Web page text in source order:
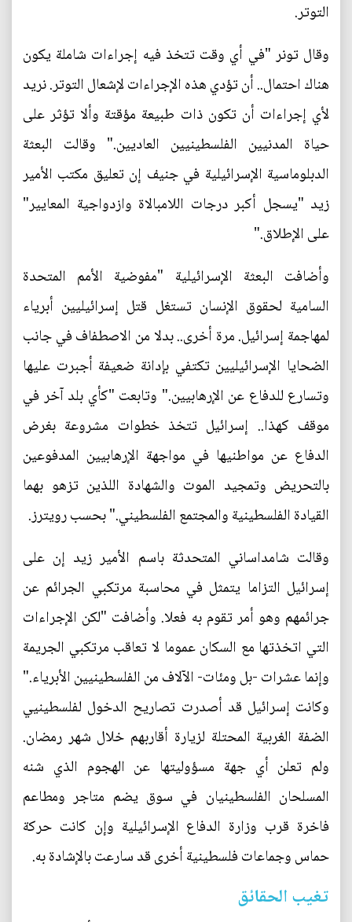
التوتر.
وقال تونر "في أي وقت تتخذ فيه إجراءات شاملة يكون
هناك احتمال.. أن تؤدي هذه الإجراءات لإشعال التوتر. نريد
لأي إجراءات أن تكون ذات طبيعة مؤقتة وألا تؤثر على
حياة المدنيين الفلسطينيين العاديين." وقالت البعثة
الدبلوماسية الإسرائيلية في جنيف إن تعليق مكتب الأمير
زيد "يسجل أكبر درجات اللامبالاة وازدواجية المعايير"
على الإطلاق."
وأضافت البعثة الإسرائيلية "مفوضية الأمم المتحدة
السامية لحقوق الإنسان تستغل قتل إسرائيليين أبرياء
لمهاجمة إسرائيل. مرة أخرى.. بدلا من الاصطفاف في جانب
الضحايا الإسرائيليين تكتفي بإدانة ضعيفة أجبرت عليها
وتسارع للدفاع عن الإرهابيين." وتابعت "كأي بلد آخر في
موقف كهذا.. إسرائيل تتخذ خطوات مشروعة بغرض
الدفاع عن مواطنيها في مواجهة الإرهابيين المدفوعين
بالتحريض وتمجيد الموت والشهادة اللذين تزهو بهما
القيادة الفلسطينية والمجتمع الفلسطيني." بحسب رويترز.
وقالت شامداساني المتحدثة باسم الأمير زيد إن على
إسرائيل التزاما يتمثل في محاسبة مرتكبي الجرائم عن
جرائمهم وهو أمر تقوم به فعلا. وأضافت "لكن الإجراءات
التي اتخذتها مع السكان عموما لا تعاقب مرتكبي الجريمة
وإنما عشرات -بل ومئات- الآلاف من الفلسطينيين الأبرياء."
وكانت إسرائيل قد أصدرت تصاريح الدخول لفلسطينيي
الضفة الغربية المحتلة لزيارة أقاربهم خلال شهر رمضان.
ولم تعلن أي جهة مسؤوليتها عن الهجوم الذي شنه
المسلحان الفلسطينيان في سوق يضم متاجر ومطاعم
فاخرة قرب وزارة الدفاع الإسرائيلية وإن كانت حركة
حماس وجماعات فلسطينية أخرى قد سارعت بالإشادة به.
تغيب الحقائق